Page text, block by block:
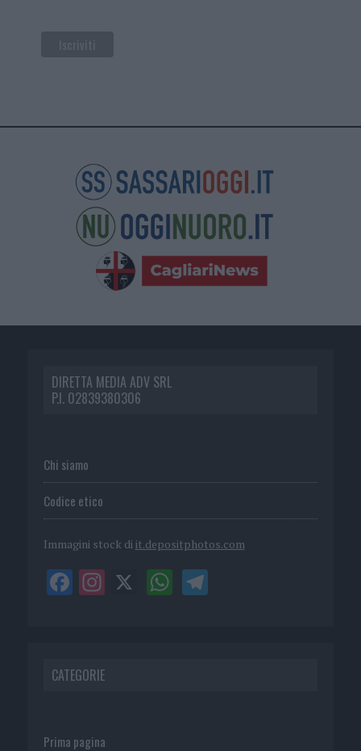
DIRETTA MEDIA ADV SRL
P.I. 02839380306
Chi siamo
Codice etico
Immagini stock di it.depositphotos.com
CATEGORIE
Prima pagina